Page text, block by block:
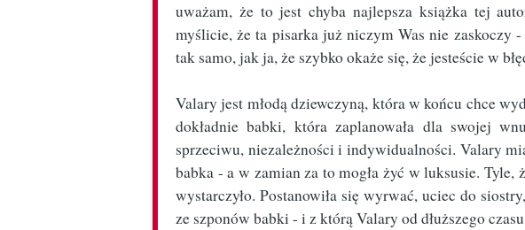
uważam, że to jest chyba najlepsza książka tej
myślicie, że ta pisarka już niczym Was nie zaskoczy
tak samo, jak ja, że szybko okaże się, że jesteście w
Valary jest młodą dziewczyną, która w końcu chce
dokładnie babki, która zaplanowała dla swojej
sprzeciwu, niezależności i indywidualności. Valary
babka - a w zamian za to mogła żyć w luksusie.
wystarczyło. Postanowiła się wyrwać, uciec do
ze szponów babki - i z którą Valary od dłuższego